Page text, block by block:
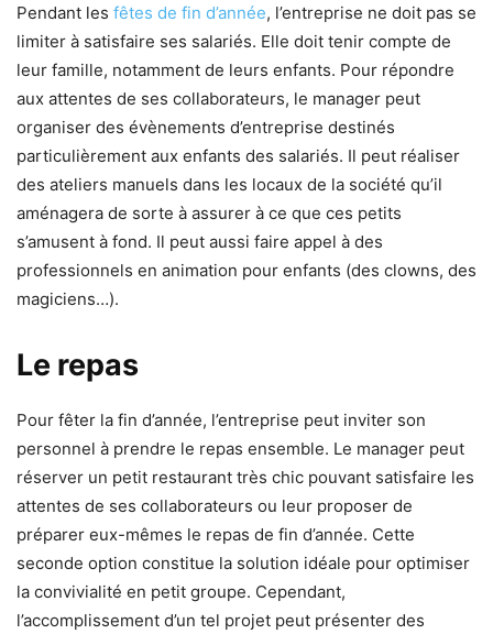
Pendant les fêtes de fin d’année, l’entreprise ne doit pas se
limiter à satisfaire ses salariés. Elle doit tenir compte de
leur famille, notamment de leurs enfants. Pour répondre
aux attentes de ses collaborateurs, le manager peut
organiser des évènements d’entreprise destinés
particulièrement aux enfants des salariés. Il peut réaliser
des ateliers manuels dans les locaux de la société qu’il
aménagera de sorte à assurer à ce que ces petits
s’amusent à fond. Il peut aussi faire appel à des
professionnels en animation pour enfants (des clowns, des
magiciens…).
Le repas
Pour fêter la fin d’année, l’entreprise peut inviter son
personnel à prendre le repas ensemble. Le manager peut
réserver un petit restaurant très chic pouvant satisfaire les
attentes de ses collaborateurs ou leur proposer de
préparer eux-mêmes le repas de fin d’année. Cette
seconde option constitue la solution idéale pour optimiser
la convivialité en petit groupe. Cependant,
l’accomplissement d’un tel projet peut présenter des